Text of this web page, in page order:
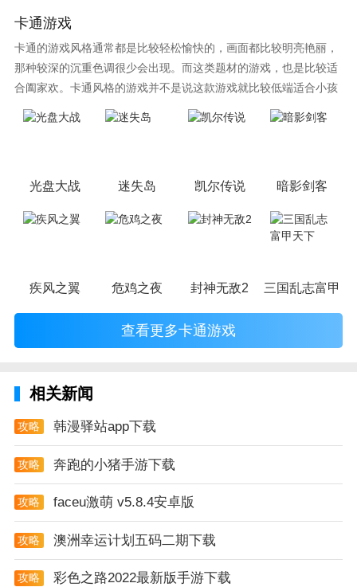
卡通游戏
卡通的游戏风格通常都是比较轻松愉快的，画面都比较明亮艳丽，
那种较深的沉重色调很少会出现。而这类题材的游戏，也是比较适
合阖家欢。卡通风格的游戏并不是说这款游戏就比较低端适合小孩
子玩，因为很多游戏厂商会故意把游戏中添加进入卡通元素，这也
光盘大战 迷失岛 凯尔传说 暗影剑客
疾风之翼 危鸡之夜 封神无敌2 三国乱志富甲天
查看更多卡通游戏
相关新闻
攻略 韩漫驿站app下载
攻略 奔跑的小猪手游下载
攻略 faceu激萌 v5.8.4安卓版
攻略 澳洲幸运计划五码二期下载
攻略 彩色之路2022最新版手游下载